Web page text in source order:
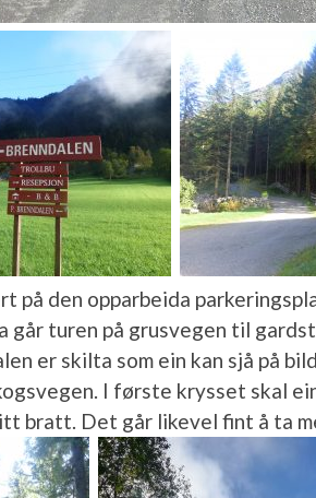
på den opparbeida
går turen på grusvegen til
er skilta som ein kan sjå på
I første krysset skal
bratt. Det går likevel fint å ta